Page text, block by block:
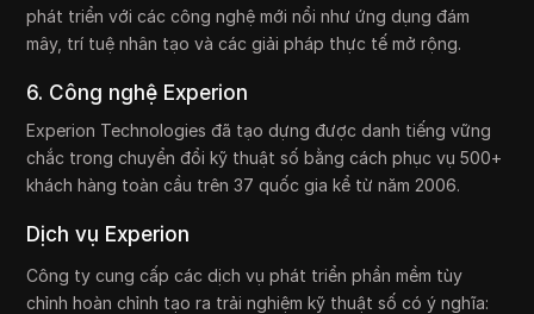
phát triển với các công nghệ mới nổi như ứng dụng đám
mây, trí tuệ nhân tạo và các giải pháp thực tế mở rộng.
6. Công nghệ Experion
Experion Technologies đã tạo dựng được danh tiếng vững
chắc trong chuyển đổi kỹ thuật số bằng cách phục vụ 500+
khách hàng toàn cầu trên 37 quốc gia kể từ năm 2006.
Dịch vụ Experion
Công ty cung cấp các dịch vụ phát triển phần mềm tùy
chỉnh hoàn chỉnh tạo ra trải nghiệm kỹ thuật số có ý nghĩa: